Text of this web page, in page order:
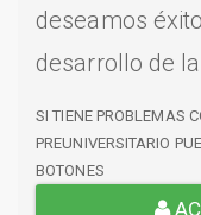
deseamos
desarrollo de
SI TIENE PROBLEMAS
PREUNIVERSITARIO
BOTONES